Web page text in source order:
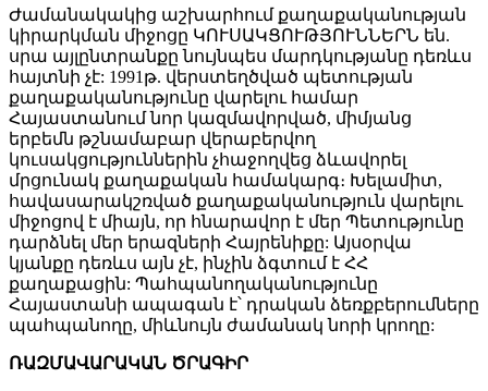
Ժամանակակից աշխարհում քաղաքականության
կիրարկման միջոցը ԿՈՒՍԱԿՑՈՒԹՅՈՒՆՆԵՐՆ են.
սրա այլընտրանքը նույնպես մարդկությանը դեռևս
հայտնի չէ: 1991թ. վերստեղծված պետության
քաղաքականությունը վարելու համար
Հայաստանում նոր կազմավորված, միմյանց
երբեմն թշնամաբար վերաբերվող
կուսակցություններին չհաջողվեց ձևավորել
մրցունակ քաղաքական համակարգ։ Խելամիտ,
հավասարակշռված քաղաքականություն վարելու
միջոցով է միայն, որ հնարավոր է մեր Պետությունը
դարձնել մեր երազների Հայրենիքը: Այսօրվա
կյանքը դեռևս այն չէ, ինչին ձգտում է ՀՀ
քաղաքացին: Պահպանողականությունը
Հայաստանի ապագան է՝ դրական ձեռքբերումները
պահպանողը, միևնույն ժամանակ նորի կրողը:
ՌԱԶՄԱՎԱՐԱԿԱՆ ԾՐԱԳԻՐ